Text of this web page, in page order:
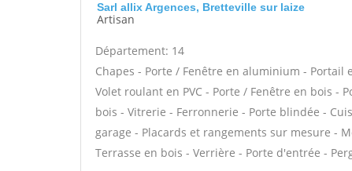
Sarl allix Argences, Bretteville sur laize
Artisan
Département: 14
Chapes - Porte / Fenêtre en aluminium -
Volet roulant en PVC - Porte / Fenêtre en bois -
bois - Vitrerie - Ferronnerie - Porte blindée -
garage - Placards et rangements sur mesure -
Terrasse en bois - Verrière - Porte d'entrée -